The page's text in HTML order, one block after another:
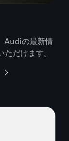
Audiの最新情
だけます。